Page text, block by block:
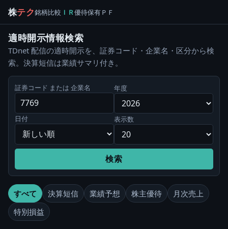
株テク銘柄比較 ＩＲ優待保有ＰＦ
適時開示情報検索
TDnet 配信の適時開示を、証券コード・企業名・区分から検
索。決算短信は業績サマリ付き。
証券コード または 企業名 年度
日付 表示数
検索
すべて 決算短信 業績予想 株主優待
月次売上
特別損益